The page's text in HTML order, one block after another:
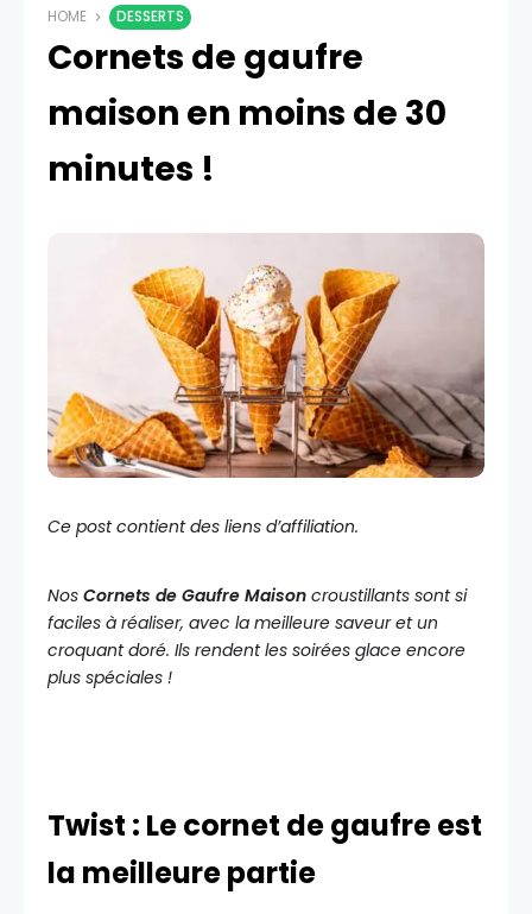
HOME DESSERTS
Cornets de gaufre
maison en moins de 30
minutes !
Ce post contient des liens d’affiliation.
Nos Cornets de Gaufre Maison croustillants sont si
faciles à réaliser, avec la meilleure saveur et un
croquant doré. Ils rendent les soirées glace encore
plus spéciales !
Twist : Le cornet de gaufre est
la meilleure partie